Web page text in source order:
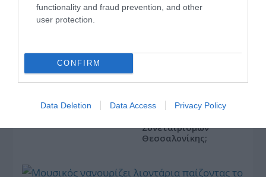
functionality and fraud prevention, and other
user protection.
CONFIRM
Data Deletion Data Access Privacy Policy
ΔΗΜΟΤΙΚΕΣ ΠΑΡΩΔΙΕΣ
Κλείνει η Ομοσπονδία
Συνεταιρισμών
Θεσσαλονίκης;